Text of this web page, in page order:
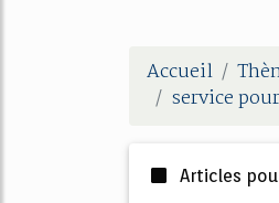
Accueil
service
Articles